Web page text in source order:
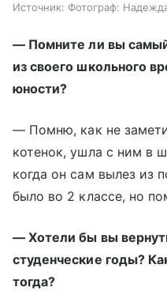
Источник: Фотограф:
— Помните ли вы
из своего школьного
юности?
— Помню, как не
котенок, ушла с ним в
когда он сам вылез из
было во 2 классе, но
— Хотели бы вы
студенческие годы?
тогда?